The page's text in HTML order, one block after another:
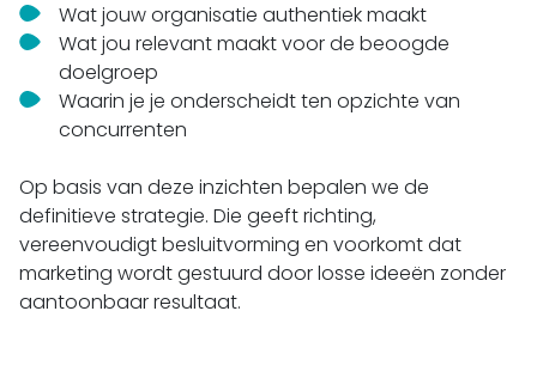
Wat jouw organisatie authentiek maakt
Wat jou relevant maakt voor de beoogde
doelgroep
Waarin je je onderscheidt ten opzichte van
concurrenten
Op basis van deze inzichten bepalen we de
definitieve strategie. Die geeft richting,
vereenvoudigt besluitvorming en voorkomt dat
marketing wordt gestuurd door losse ideeën zonder
aantoonbaar resultaat.